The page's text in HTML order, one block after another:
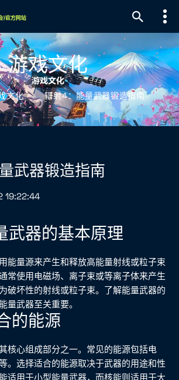
游戏文化
文化 辐射4：能量武器锻造指南
武器锻造指南
武器的基本原理
能量源来产生和释放高能量射线或粒子束
常使用电磁场、离子束或等离子体来产生
破坏性的射线或粒子束。了解能量武器的
量武器至关重要。
的能源
核心组成部分之一。常见的能源包括电
。选择适合的能源取决于武器的用途和性
适用于小型能量武器，而核能则适用于大